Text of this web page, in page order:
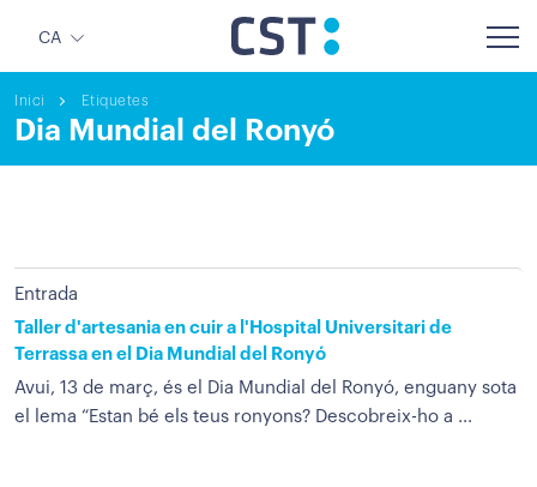
CA
Inici Etiquetes
Dia Mundial del Ronyó
Entrada
Taller d'artesania en cuir a l'Hospital Universitari de
Terrassa en el Dia Mundial del Ronyó
Avui, 13 de març, és el Dia Mundial del Ronyó, enguany sota
el lema “Estan bé els teus ronyons? Descobreix-ho a ...